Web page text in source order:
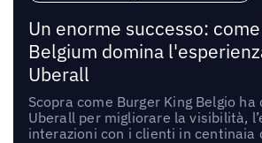
Un enorme successo:
Belgium domina
Uberall
Scopra come Burger King Belgio
Uberall per migliorare la visibilità,
interazioni con i clienti in centinaia